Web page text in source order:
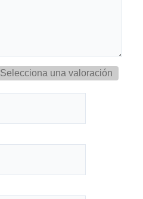
Selecciona una valoración